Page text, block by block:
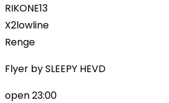
RIKONE13
X2lowline ⁡
Renge
Flyer by SLEEPY HEVD
open 23:00